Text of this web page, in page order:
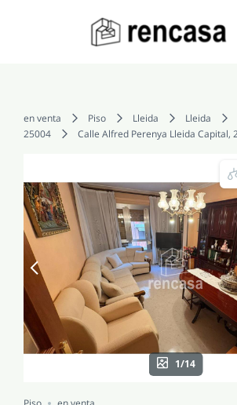
COMPRAR
VENDER
SERVICIOS
CONOCENOS
en venta Piso Lleida Lleida
25004
Calle Alfred Perenya Lleida Capital,
1/14